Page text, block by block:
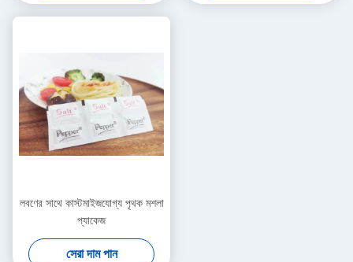
লবণের সাথে কাস্টমাইজযোগ্য পৃথক মশলা
প্যাকেজ
সেরা দাম পান